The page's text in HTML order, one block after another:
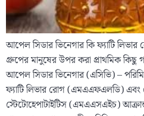
আপেল সিডার ভিনেগার কি ফ্যাটি
গ্রুপের মানুষের উপর করা প্রাথমিক কিছু
আপেল সিডার ভিনেগার (এসিভি) –
ফ্যাটি লিভার রোগ (এমএএফএলডি) এবং
স্টেটোহেপাটাইটিস (এমএএসএইচ)